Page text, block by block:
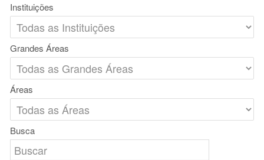
Instituições
Grandes Áreas
Áreas
Busca